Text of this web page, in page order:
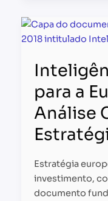
para a
Análise
Estratégia
investimento,
documento
Inteligência
Artificial
a
2018:
Análise
Completa
da
Original